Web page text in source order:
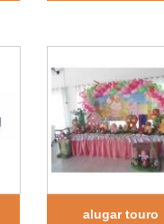
alugar touro